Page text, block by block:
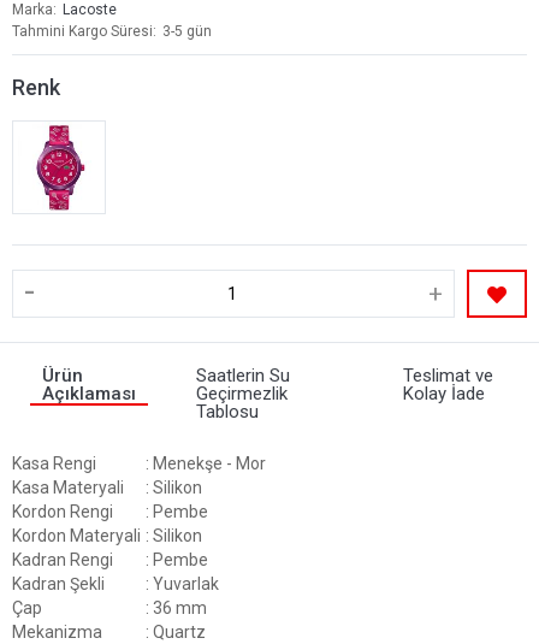
Marka
Lacoste
Tahmini Kargo Süresi
3-5 gün
Renk
- +
Ürün
Açıklaması
Saatlerin Su
Geçirmezlik
Tablosu
Teslimat ve
Kolay İade
Kasa Rengi
: Menekşe - Mor
Kasa Materyali
: Silikon
Kordon Rengi
: Pembe
Kordon Materyali : Silikon
Kadran Rengi
: Pembe
Kadran Şekli
: Yuvarlak
Çap
: 36 mm
Mekanizma
: Quartz